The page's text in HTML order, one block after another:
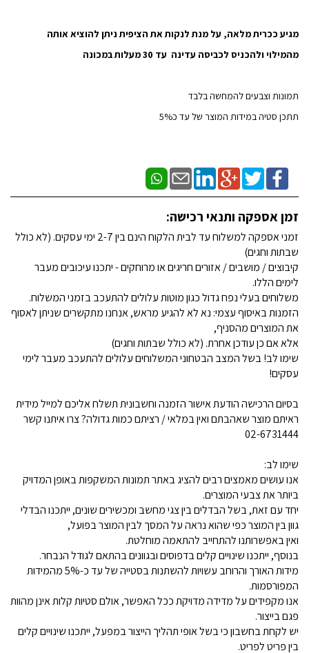
מגיע ככרית מלאה, על מנת לנקות את הציפית ניתן להוציא אותה
מהמילוי ולהכניס לכביסה עדינה עד 30 מעלות במכונה
תמונות וצבעים להמחשה בלבד
תתכן סטיה במידות המוצר של עד כ5%
זמן אספקה ותנאי רכישה:
זמני אספקה למשלוח עד לבית הלקוח הינם בין 2-7 ימי עסקים. (לא כולל
שבתות וחגים)
קיבוצים / מושבים / אזורים חריגים או מרוחקים - יתכנו עיכובים מעבר
לימים הללו.
משלוחים בעלי נפח גדול כגון מוטות עלולים להתעכב בזמני המשלוח.
הזמנות באיסוף עצמי: נא לא להגיע מראש, אנחנו מתקשרים שניתן לאסוף
את המוצרים מהסניף,
אלא אם כן עודכן אחרת. (לא כולל שבתות וחגים)
שימו לב! בשל המצב הבטחוני המשלוחים עלולים להתעכב מעבר לימי
עסקים!
בסיום הרכישה הודעת אישור הזמנה וחשבונית תשלח אליכם למייל מידית
ראיתם מוצר שאהבתם ואין במלאי / רציתם כמות גדולה? צרו איתנו קשר
02-6731444
שימו לב:
אנו עושים מאמצים רבים להציג באתר תמונות המשקפות באופן המדויק
ביותר את צבעי המוצרים.
יחד עם זאת, בשל הבדלים בין צגי מחשב ומכשירים שונים, ייתכנו הבדלי
גוון בין המוצר כפי שהוא נראה על המסך לבין המוצר בפועל,
ואין באפשרותנו להתחייב להתאמה מוחלטת.
בנוסף, ייתכנו שינויים קלים בדפוסים ובגוונים בהתאם לגודל הנבחר.
מידות האורך והרוחב עשויות להשתנות בסטייה של עד כ-5% מהמידות
המפורסמות.
אנו מקפידים על מדידה מדויקת ככל האפשר, אולם סטיות קלות אינן מהוות
פגם בייצור.
יש לקחת בחשבון כי בשל אופי תהליך הייצור במפעל, ייתכנו שינויים קלים
בין פריט לפריט.